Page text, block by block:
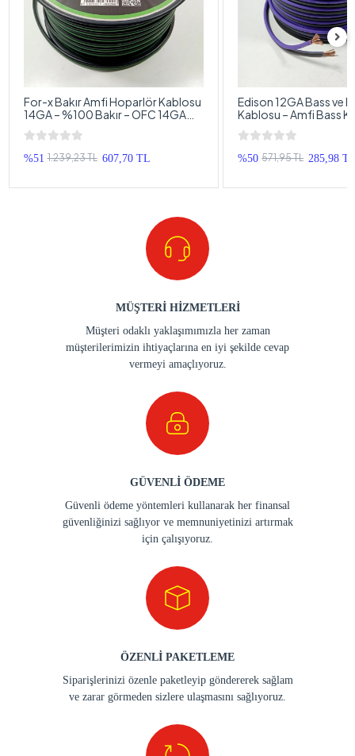
For-x Bakır Amfi Hoparlör Kablosu
14GA – %100 Bakır – OFC 14GA
Anfi Bass Kablosu – 5 Metre
%51 1.239,23 TL 607,70 TL
Edison 12GA Bass ve
Kablosu – Amfi Bass
– 5 Metre
%50 571,95 TL 285,98
MÜŞTERİ HİZMETLERİ
Müşteri odaklı yaklaşımımızla her zaman
müşterilerimizin ihtiyaçlarına en iyi şekilde cevap
vermeyi amaçlıyoruz.
GÜVENLİ ÖDEME
Güvenli ödeme yöntemleri kullanarak her finansal
güvenliğinizi sağlıyor ve memnuniyetinizi artırmak
için çalışıyoruz.
ÖZENLİ PAKETLEME
Siparişlerinizi özenle paketleyip göndererek sağlam
ve zarar görmeden sizlere ulaşmasını sağlıyoruz.